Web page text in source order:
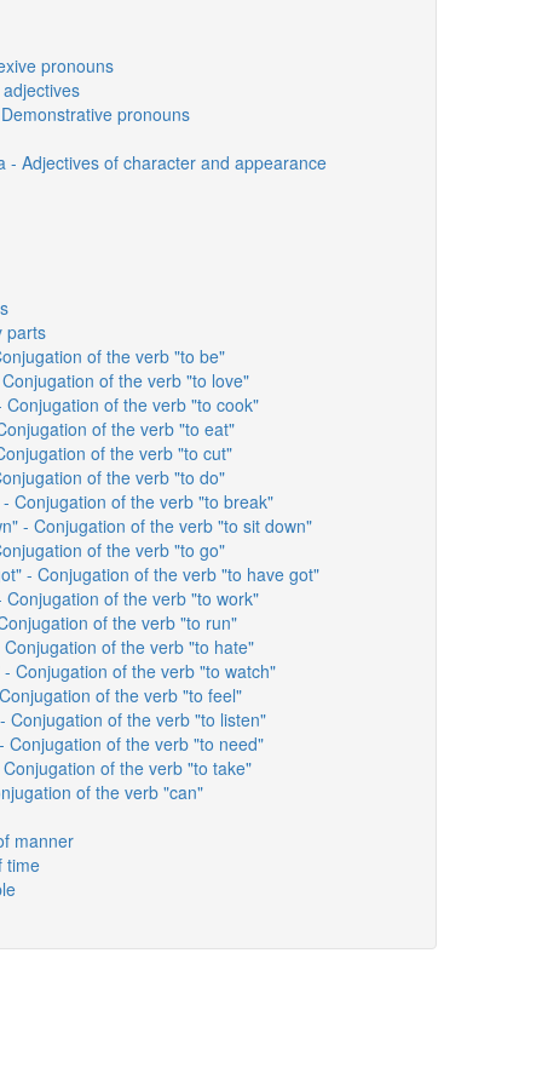
pronouns
pronouns
- Adjectives of character and appearance
parts
of the verb "to be"
of the verb "to love"
of the verb "to cook"
of the verb "to eat"
of the verb "to cut"
of the verb "to do"
Conjugation of the verb "to break"
- Conjugation of the verb "to sit down"
of the verb "to go"
- Conjugation of the verb "to have got"
of the verb "to work"
of the verb "to run"
of the verb "to hate"
Conjugation of the verb "to watch"
of the verb "to feel"
Conjugation of the verb "to listen"
of the verb "to need"
of the verb "to take"
of the verb "can"
manner
time